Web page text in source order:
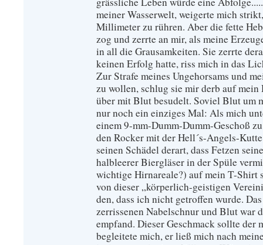
meiner Wasserwelt, weigerte mich
Millimeter zu rühren. Aber die fette
zog und zerrte an mir, als meine
in all die Grausamkeiten. Sie zerrte
keinen Erfolg hatte, riss mich in das
Zur Strafe meines Ungehorsams und
zu wollen, schlug sie mir derb auf
über mit Blut besudelt. Soviel Blut um
nur noch ein einziges Mal: Als mich
einem 9-mm-Dumm-Dumm-Geschoß
den Rocker mit der Hell´s-Angels-
seinen Schädel derart, dass Fetzen
halbleerer Biergläser in der Spüle
wichtige Hirnareale?) auf mein T-Shirt
von dieser „körperlich-geistigen
den, dass ich nicht getroffen wurde.
zerrissenen Nabelschnur und Blut war
empfand. Dieser Geschmack sollte der
begleitete mich, er ließ mich nach